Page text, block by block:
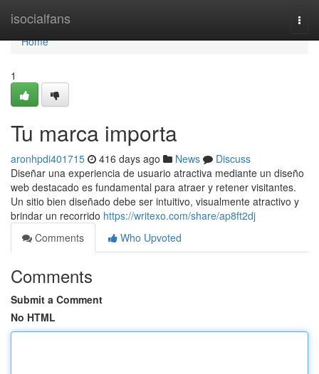
isocialfans
Home
Home
1
Tu marca importa
aronhpdi401715 416 days ago News
Discuss
Diseñar una experiencia de usuario atractiva mediante un diseño
web destacado es fundamental para atraer y retener visitantes.
Un sitio bien diseñado debe ser intuitivo, visualmente atractivo y
brindar un recorrido https://writexo.com/share/ap8ft2dj
Comments
Who Upvoted
Comments
Submit a Comment
No HTML